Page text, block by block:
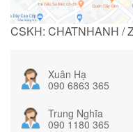
CSKH: CHATNHANH /
Xuân Hạ
090 6863 365
Trung Nghĩa
090 1180 365